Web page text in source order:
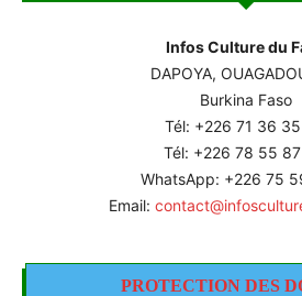
Infos Culture du
DAPOYA,
Burkina Faso
Tél: +226 71 36
Tél: +226 78 55
WhatsApp: +226 75
Email:
PROTECTION DES